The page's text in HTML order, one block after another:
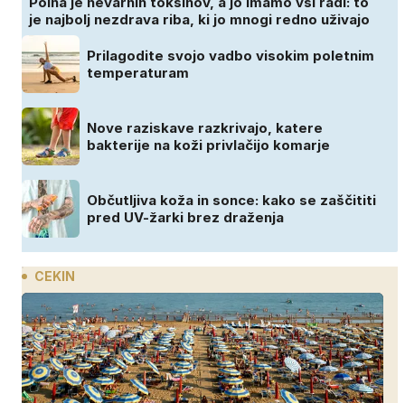
je najbolj nezdrava riba, ki jo mnogi redno uživajo
Prilagodite svojo vadbo visokim poletnim
temperaturam
Nove raziskave razkrivajo, katere
bakterije na koži privlačijo komarje
Občutljiva koža in sonce: kako se zaščititi
pred UV-žarki brez draženja
CEKIN